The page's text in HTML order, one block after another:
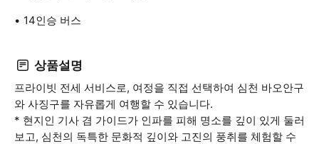
14인승 버스
상품설명
프라이빗 전세 서비스로, 여정을 직접 선택하여 심천 바오안구
와 사징구를 자유롭게 여행할 수 있습니다.
* 현지인 기사 겸 가이드가 인파를 피해 명소를 깊이 있게 둘러
보고, 심천의 독특한 문화적 깊이와 고진의 풍취를 체험할 수